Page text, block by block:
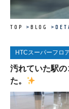
TOP BLOG
HTCスーパーフロ
汚れていた駅
た。